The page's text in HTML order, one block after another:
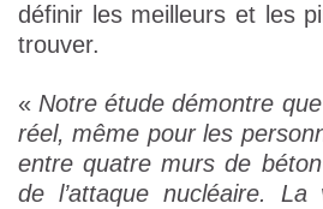
définir les meilleurs et les
trouver.
« Notre étude démontre
réel, même pour les
entre quatre murs de
de l’attaque nucléaire.